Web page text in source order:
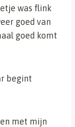
was flink
goed van
goed komt
begint
met mijn